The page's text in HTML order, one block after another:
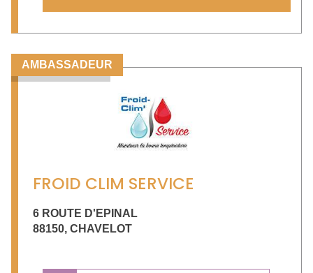
AMBASSADEUR
FROID CLIM SERVICE
6 ROUTE D'EPINAL
88150, CHAVELOT